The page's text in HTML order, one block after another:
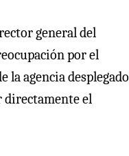
general del
por el
la agencia desplegado
directamente el